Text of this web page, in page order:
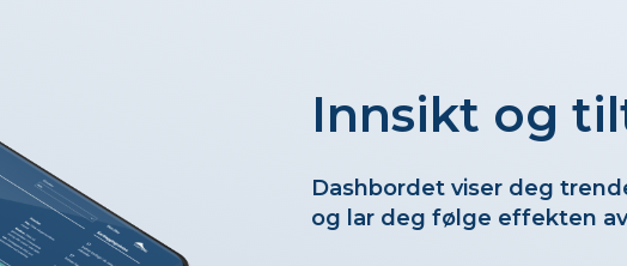
Innsikt og
Dashbordet viser deg
og lar deg følge effekten